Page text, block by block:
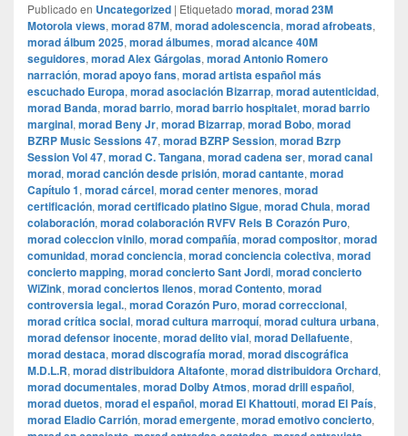
Publicado en Uncategorized | Etiquetado morad, morad 23M
Motorola views, morad 87M, morad adolescencia, morad afrobeats,
morad álbum 2025, morad álbumes, morad alcance 40M
seguidores, morad Alex Gárgolas, morad Antonio Romero
narración, morad apoyo fans, morad artista español más
escuchado Europa, morad asociación Bizarrap, morad autenticidad,
morad Banda, morad barrio, morad barrio hospitalet, morad barrio
marginal, morad Beny Jr, morad Bizarrap, morad Bobo, morad
BZRP Music Sessions 47, morad BZRP Session, morad Bzrp
Session Vol 47, morad C. Tangana, morad cadena ser, morad canal
morad, morad canción desde prisión, morad cantante, morad
Capítulo 1, morad cárcel, morad center menores, morad
certificación, morad certificado platino Sigue, morad Chula, morad
colaboración, morad colaboración RVFV Rels B Corazón Puro,
morad coleccion vinilo, morad compañía, morad compositor, morad
comunidad, morad conciencia, morad conciencia colectiva, morad
concierto mapping, morad concierto Sant Jordi, morad concierto
WiZink, morad conciertos llenos, morad Contento, morad
controversia legal., morad Corazón Puro, morad correccional,
morad crítica social, morad cultura marroquí, morad cultura urbana,
morad defensor inocente, morad delito vial, morad Dellafuente,
morad destaca, morad discografía morad, morad discográfica
M.D.L.R, morad distribuidora Altafonte, morad distribuidora Orchard,
morad documentales, morad Dolby Atmos, morad drill español,
morad duetos, morad el español, morad El Khattouti, morad El País,
morad Eladio Carrión, morad emergente, morad emotivo concierto,